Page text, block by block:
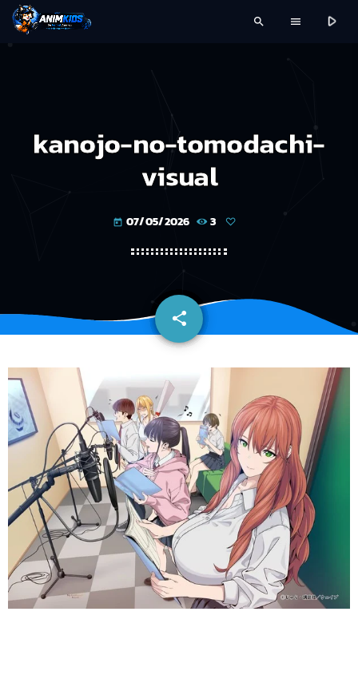
search menu play_arrow
kanojo-no-tomodachi-
visual
today 07/05/2026 3
share
email